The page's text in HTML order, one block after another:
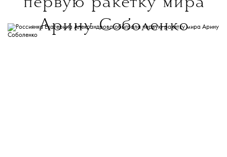
Арину Соболенко